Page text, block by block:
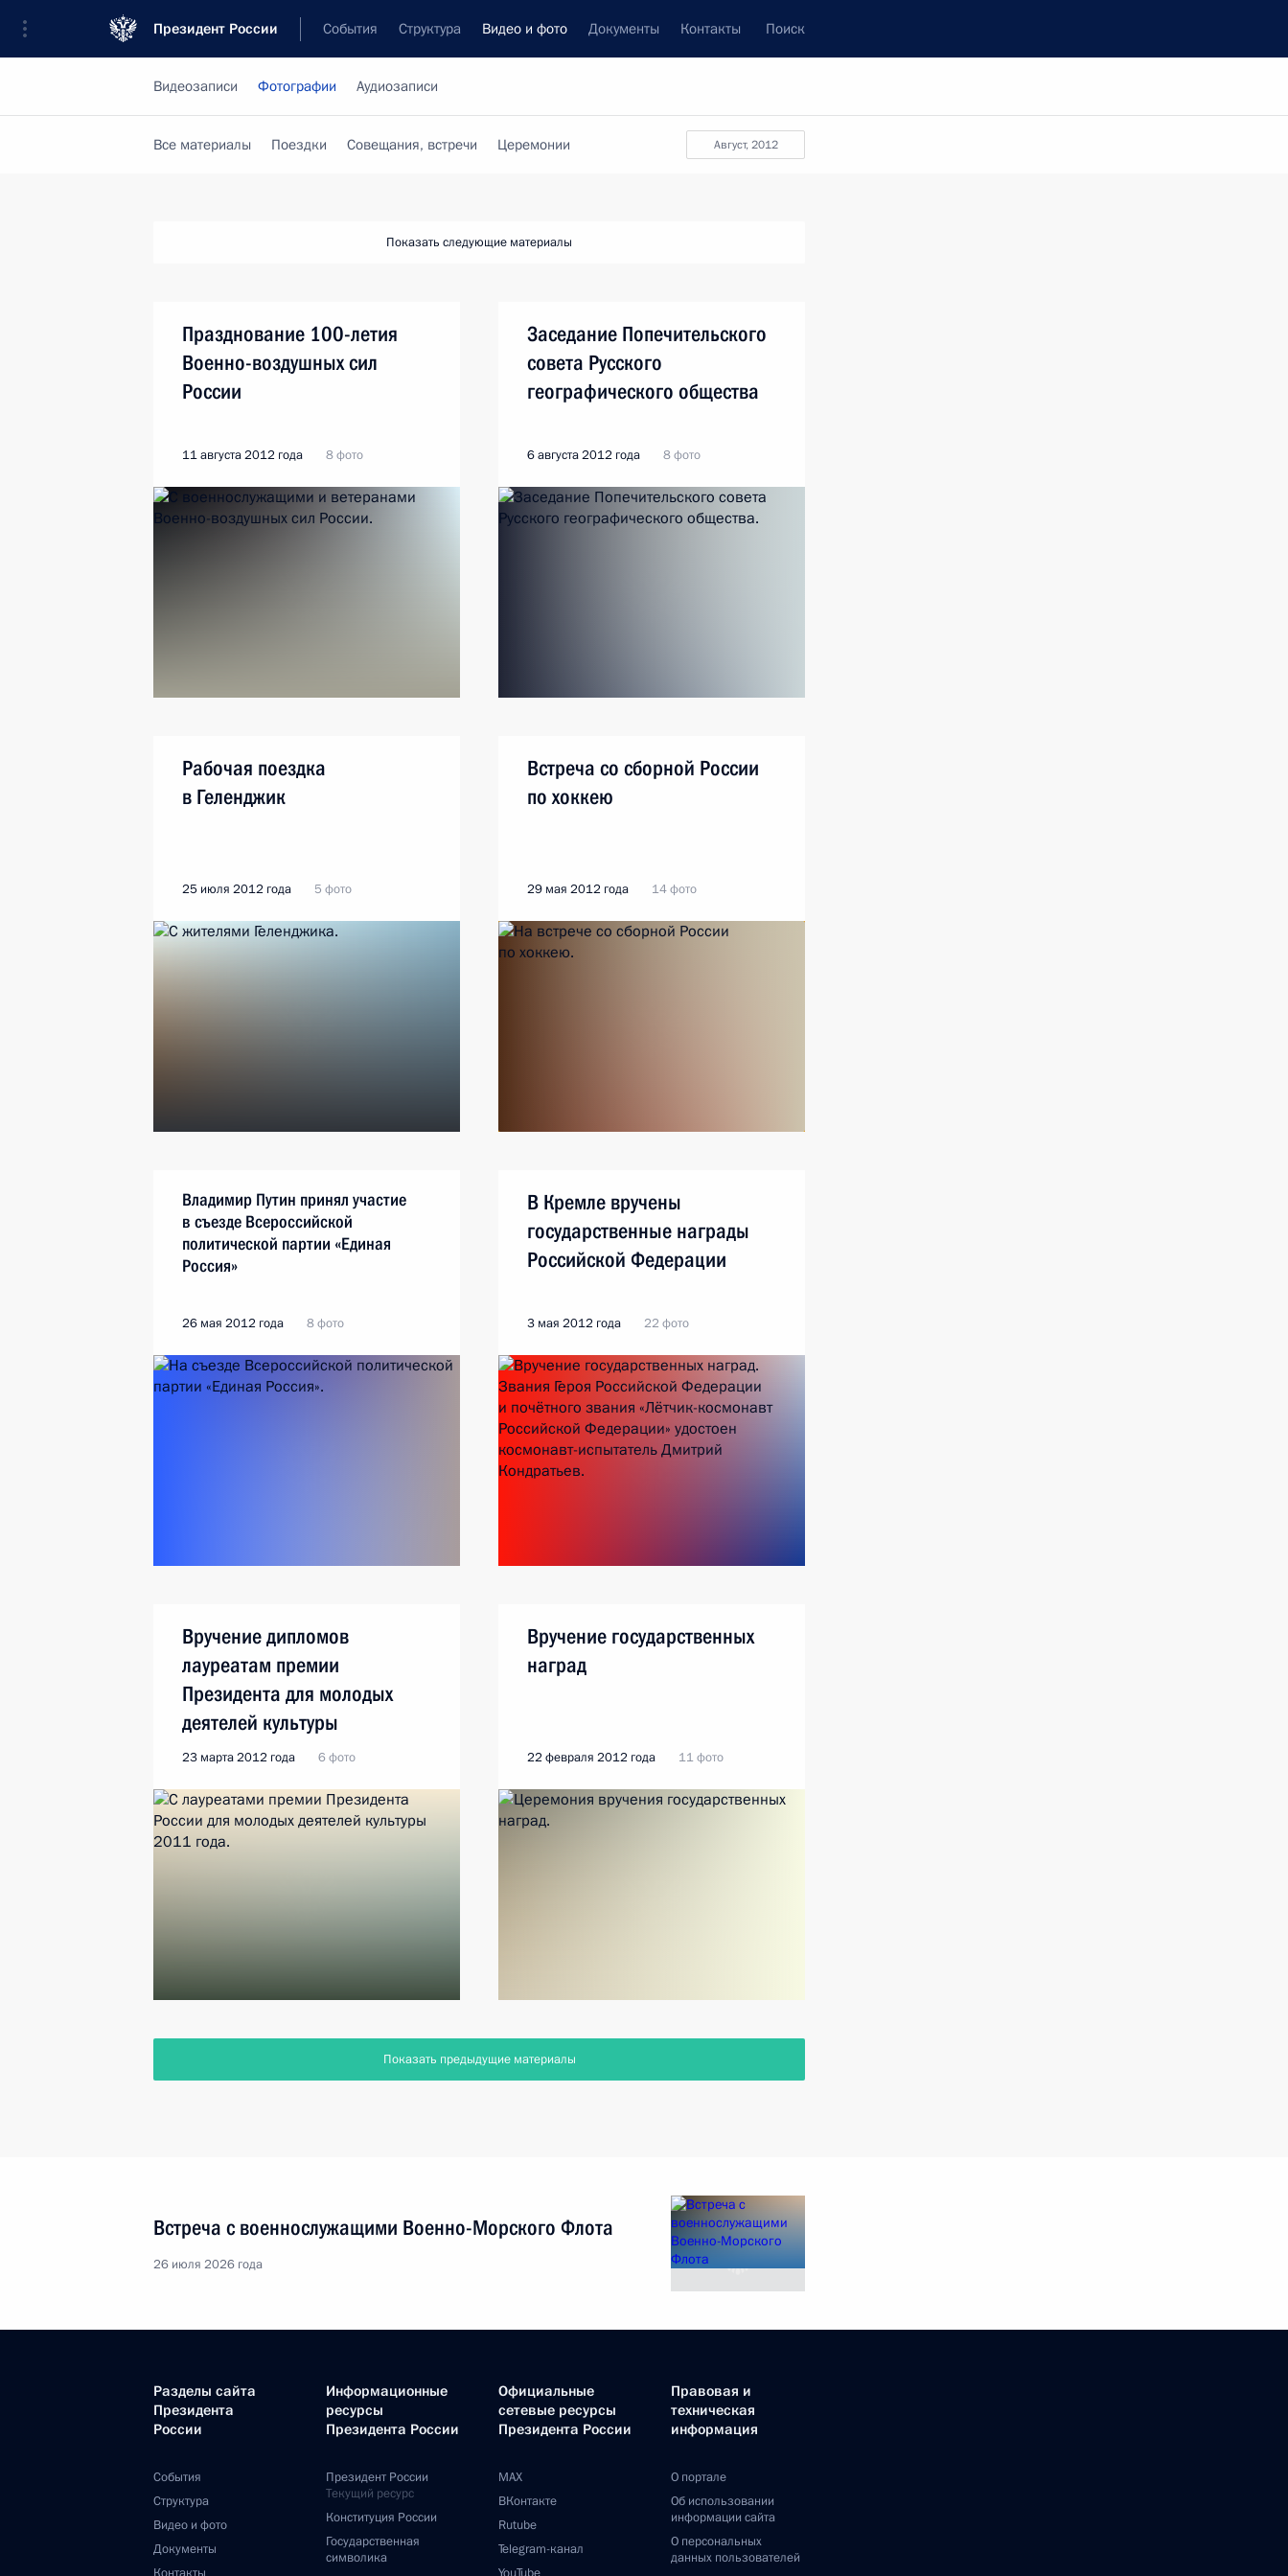
Президент России События Структура Видео и фото Документы Контакты Поиск
Видеозаписи Фотографии Аудиозаписи
август, 2012
Все материалы Поездки Совещания, встречи Церемонии
Показать следующие материалы
Празднование 100-летия
Военно-воздушных сил
России
11 августа 2012 года 8 фото
Заседание Попечительского
совета Русского
географического общества
6 августа 2012 года 8 фото
Рабочая поездка
в Геленджик
25 июля 2012 года 5 фото
Встреча со сборной России
по хоккею
29 мая 2012 года 14 фото
Владимир Путин принял участие
в съезде Всероссийской
политической партии «Единая
Россия»
26 мая 2012 года 8 фото
В Кремле вручены
государственные награды
Российской Федерации
3 мая 2012 года 22 фото
Вручение дипломов
лауреатам премии
Президента для молодых
деятелей культуры
23 марта 2012 года 6 фото
Вручение государственных
наград
22 февраля 2012 года 11 фото
Показать предыдущие материалы
Встреча с военнослужащими Военно-Морского Флота
26 июля 2026 года
Разделы сайта
Президента
России
События
Структура
Видео и фото
Документы
Информационные
ресурсы
Президента России
Президент России
Текущий ресурс
Конституция России
Государственная
символика
Официальные
сетевые ресурсы
Президента России
MAX
ВКонтакте
Rutube
Telegram-канал
Правовая и
техническая
информация
О портале
Об использовании
информации сайта
О персональных
данных пользователей